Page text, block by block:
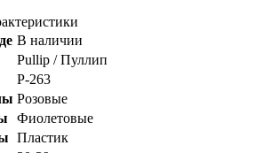
В наличии
Pullip / Пуллип
P-263
Розовые
Фиолетовые
Пластик